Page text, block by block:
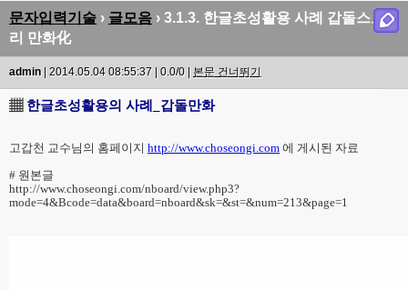
문자입력기술 › 글모음 › 3.1.3. 한글초성활용 사례 갑돌스토
리 만화化
admin| 2014.05.04 08:55:37 | 0.0/0 | 본문 건너뛰기
▦ 한글초성활용의 사례_갑돌만화
고갑천 교수님의 홈페이지 http://www.choseongi.com 에 게시된 자료
# 원본글
http://www.choseongi.com/nboard/view.php3?
mode=4&Bcode=data&board=nboard&sk=&st=&num=213&page=1